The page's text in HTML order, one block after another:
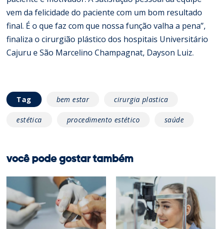
vem da felicidade do paciente com um bom resultado
final. É o que faz com que nossa função valha a pena”,
finaliza o cirurgião plástico dos hospitais Universitário
Cajuru e São Marcelino Champagnat, Dayson Luiz.
Tag bem estar cirurgia plastica
estética procedimento estético saúde
você pode gostar também